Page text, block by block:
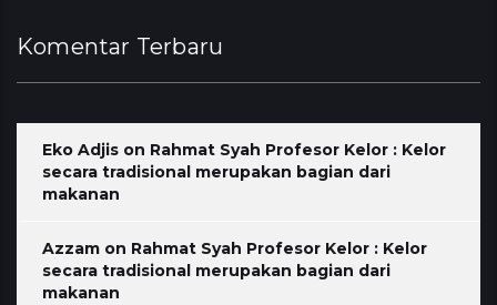
Komentar Terbaru
Eko Adjis on Rahmat Syah Profesor Kelor : Kelor
secara tradisional merupakan bagian dari
makanan
Azzam on Rahmat Syah Profesor Kelor : Kelor
secara tradisional merupakan bagian dari
makanan